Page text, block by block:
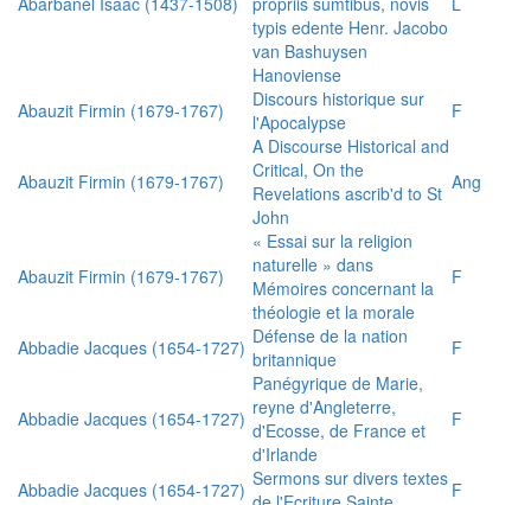
typis edente Henr. Jacobo
van Bashuysen
Hanoviense
Abauzit Firmin (1679-1767)
Discours historique sur
l'Apocalypse
F
Abauzit Firmin (1679-1767)
A Discourse Historical and
Critical, On the
Revelations ascrib'd to St
John
Ang
Abauzit Firmin (1679-1767)
« Essai sur la religion
naturelle » dans
Mémoires concernant la
théologie et la morale
F
Abbadie Jacques (1654-1727) Défense de la nation
britannique
F
Abbadie Jacques (1654-1727)
Panégyrique de Marie,
reyne d'Angleterre,
d'Ecosse, de France et
d'Irlande
F
Abbadie Jacques (1654-1727) Sermons sur divers textes F